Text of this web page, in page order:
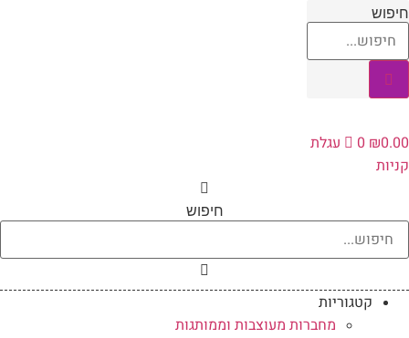
דלג
לתוכן
חיפוש
₪0.00
0
עגלת
קניות
חיפוש
קטגוריות
מחברות מעוצבות וממותגות